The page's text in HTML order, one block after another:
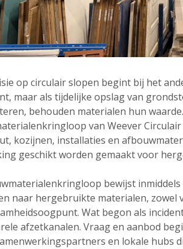
op circulair slopen begint bij het
maar als tijdelijke opslag van
behouden materialen hun
van Weever
kozijnen, installaties en
geschikt worden gemaakt voor
bewijst
naar hergebruikte materialen,
Wat begon als
afzetkanalen. Vraag en aanbod
en lokale hubs